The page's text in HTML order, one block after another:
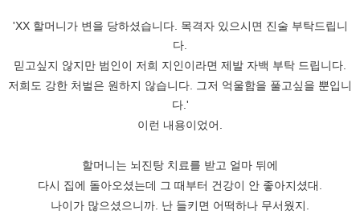
'XX 할머니가 변을 당하셨습니다. 목격자 있으시면 진술 부탁드립니
다.
믿고싶지 않지만 범인이 저희 지인이라면 제발 자백 부탁 드립니다.
저희도 강한 처벌은 원하지 않습니다. 그저 억울함을 풀고싶을 뿐입니
다.'
이런 내용이었어.
할머니는 뇌진탕 치료를 받고 얼마 뒤에
다시 집에 돌아오셨는데 그 때부터 건강이 안 좋아지셨대.
나이가 많으셨으니까. 난 들키면 어떡하나 무서웠지.